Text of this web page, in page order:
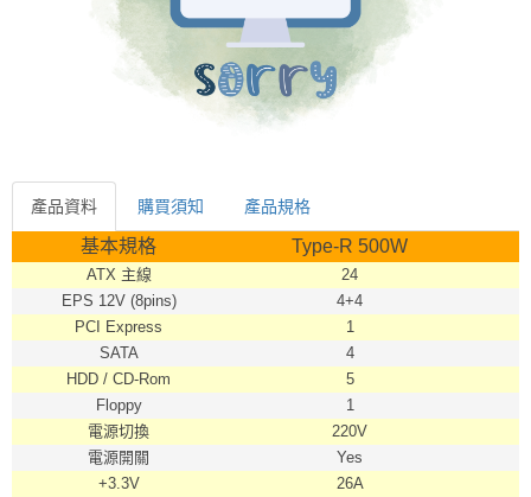
產品資料 購買須知 產品規格
產品資料
基本規格 Type-R 500W
ATX 主線
24
EPS 12V (8pins)
4+4
PCI Express
1
SATA
4
HDD / CD-Rom
5
Floppy
1
電源切換
220V
電源開關
Yes
+3.3V
26A